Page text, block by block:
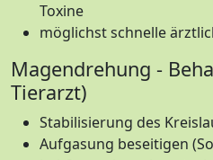
Toxine
möglichst schnelle
Magendrehung -
Tierarzt)
Stabilisierung des
Aufgasung beseitigen